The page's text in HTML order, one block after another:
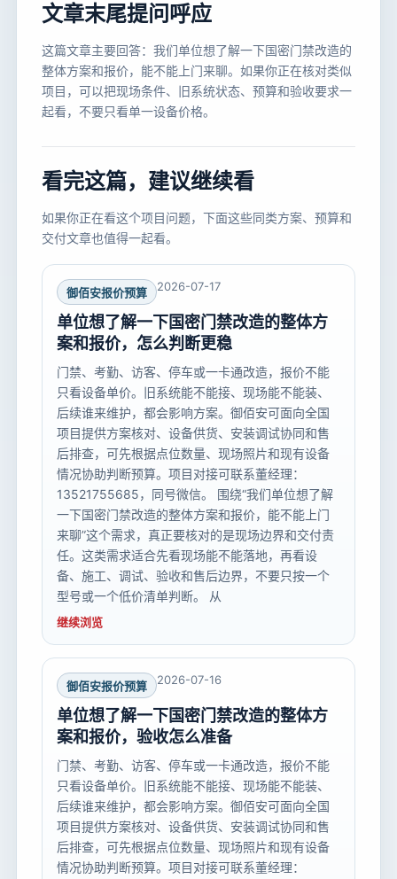
文章末尾提问呼应
这篇文章主要回答：我们单位想了解一下国密门禁改造的
整体方案和报价，能不能上门来聊。如果你正在核对类似
项目，可以把现场条件、旧系统状态、预算和验收要求一
起看，不要只看单一设备价格。
看完这篇，建议继续看
如果你正在看这个项目问题，下面这些同类方案、预算和
交付文章也值得一起看。
御佰安报价预算 2026-07-17
单位想了解一下国密门禁改造的整体方
案和报价，怎么判断更稳
门禁、考勤、访客、停车或一卡通改造，报价不能
只看设备单价。旧系统能不能接、现场能不能装、
后续谁来维护，都会影响方案。御佰安可面向全国
项目提供方案核对、设备供货、安装调试协同和售
后排查，可先根据点位数量、现场照片和现有设备
情况协助判断预算。项目对接可联系董经理：
13521755685，同号微信。 围绕“我们单位想了解
一下国密门禁改造的整体方案和报价，能不能上门
来聊”这个需求，真正要核对的是现场边界和交付责
任。这类需求适合先看现场能不能落地，再看设
备、施工、调试、验收和售后边界，不要只按一个
型号或一个低价清单判断。 从
继续浏览
御佰安报价预算 2026-07-16
单位想了解一下国密门禁改造的整体方
案和报价，验收怎么准备
门禁、考勤、访客、停车或一卡通改造，报价不能
只看设备单价。旧系统能不能接、现场能不能装、
后续谁来维护，都会影响方案。御佰安可面向全国
项目提供方案核对、设备供货、安装调试协同和售
后排查，可先根据点位数量、现场照片和现有设备
情况协助判断预算。项目对接可联系董经理：